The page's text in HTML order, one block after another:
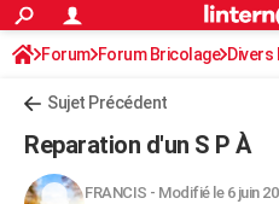
ACTUALITÉS
Politique
Société
Faits Divers
Education
Monde
Villes
+
FINANCE
Forum Forum Bricolage
Sujet Précédent
Reparation d'un S P À
FRANCIS - Modifié le 6 juin